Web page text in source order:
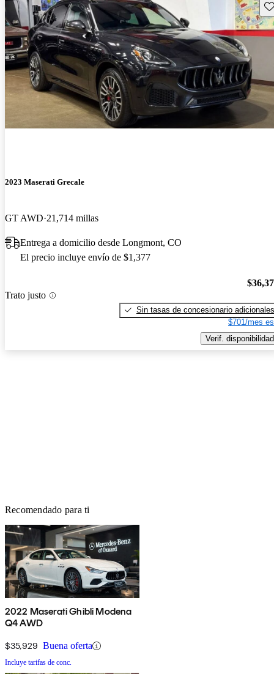
2023 Maserati Grecale
GT AWD 21,714 millas
Entrega a domicilio desde Longmont, CO
El precio incluye envío de $1,377
Trato justo
Sin tasas de concesionario adicionales
$701/mes
Verif. disponibilidad
Recomendado para ti
2022 Maserati Ghibli Modena
Q4 AWD
$35,929 Buena oferta
Incluye tarifas de conc.